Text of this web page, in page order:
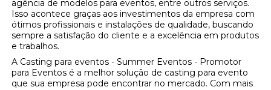
agência de modelos para eventos, entre outros serviços.
Isso acontece graças aos investimentos da empresa com
ótimos profissionais e instalações de qualidade, buscando
sempre a satisfação do cliente e a excelência em produtos
e trabalhos.
A Casting para eventos - Summer Eventos - Promotor
para Eventos é a melhor solução de casting para evento
que sua empresa pode encontrar no mercado. Com mais